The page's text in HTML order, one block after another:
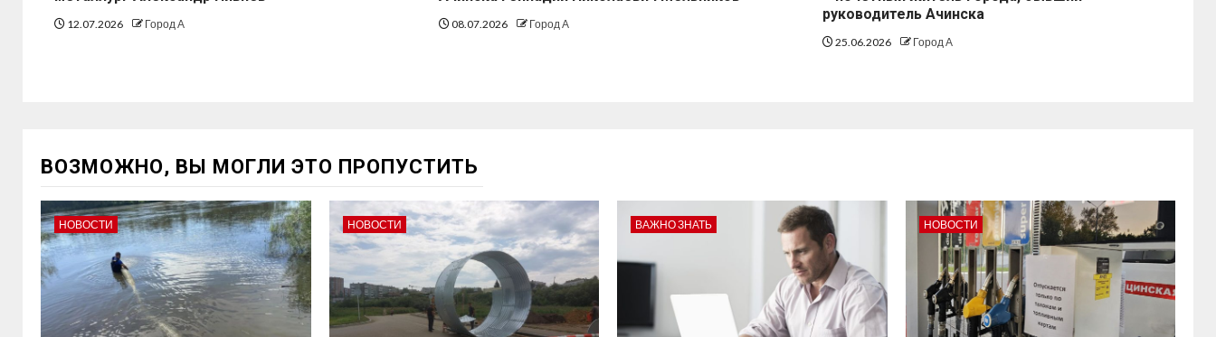
12.07.2026 Город А 08.07.2026 Город А
руководитель Ачинска
25.06.2026 Город А
ВОЗМОЖНО, ВЫ МОГЛИ ЭТО ПРОПУСТИТЬ
НОВОСТИ НОВОСТИ ВАЖНО ЗНАТЬ НОВОСТИ